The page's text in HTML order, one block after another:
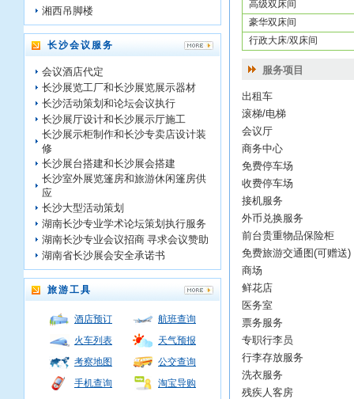
湘西吊脚楼
长沙会议服务
会议酒店代定
长沙展览工厂和长沙展览展示器材
长沙活动策划和论坛会议执行
长沙展厅设计和长沙展示厅施工
长沙展示柜制作和长沙专卖店设计装
修
长沙展台搭建和长沙展会搭建
长沙室外展览篷房和旅游休闲篷房供
应
长沙大型活动策划
湖南长沙专业学术论坛策划执行服务
湖南长沙专业会议招商 寻求会议赞助
湖南省长沙展会安全承诺书
旅游工具
酒店预订
航班查询
火车列表
天气预报
考察地图
公交查询
手机查询
淘宝导购
高级双床间
豪华双床间
行政大床/双床间
服务项目
出租车
滚梯/电梯
会议厅
商务中心
免费停车场
收费停车场
接机服务
外币兑换服务
前台贵重物品保险柜
免费旅游交通图(可赠送)
商场
鲜花店
医务室
票务服务
专职行李员
行李存放服务
洗衣服务
残疾人客房